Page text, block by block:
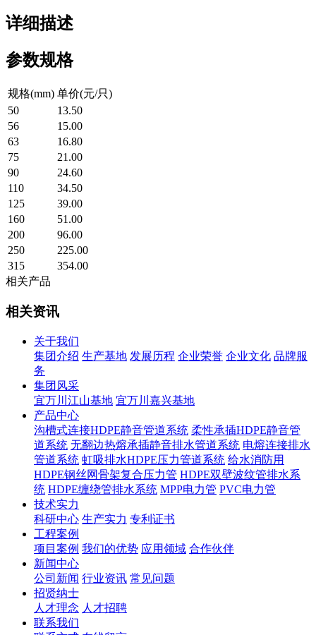
详细描述
参数规格
规格(mm) 单价(元/只)
50
13.50
56
15.00
63
16.80
75
21.00
90
24.60
110
34.50
125
39.00
160
51.00
200
96.00
250
225.00
315
354.00
相关产品
相关资讯
关于我们
集团介绍 生产基地 发展历程 企业荣誉 企业文化 品牌服
务
集团风采
宜万川江山基地 宜万川嘉兴基地
产品中心
沟槽式连接HDPE静音管道系统 柔性承插HDPE静音管
道系统 无翻边热熔承插静音排水管道系统 电熔连接排水
管道系统 虹吸排水HDPE压力管道系统 给水消防用
HDPE钢丝网骨架复合压力管 HDPE双壁波纹管排水系
统 HDPE缠绕管排水系统 MPP电力管 PVC电力管
技术实力
科研中心 生产实力 专利证书
工程案例
项目案例 我们的优势 应用领域 合作伙伴
新闻中心
公司新闻 行业资讯 常见问题
招贤纳士
人才理念 人才招聘
联系我们